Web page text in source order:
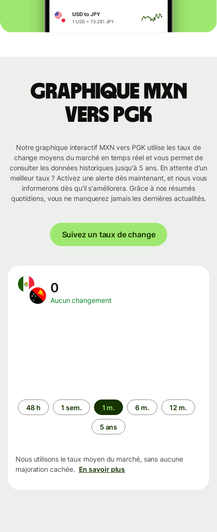
Graphique MXN
vers PGK
Notre graphique interactif MXN vers PGK utilise les taux de
change moyens du marché en temps réel et vous permet de
consulter les données historiques jusqu'à 5 ans. En attente d'un
meilleur taux ? Activez une alerte dès maintenant, et nous vous
informerons dès qu'il s'améliorera. Grâce à nos résumés
quotidiens, vous ne manquerez jamais les dernières actualités.
Suivez un taux de change
0
Aucun changement
Période
48 h 1 sem. 1 m. 6 m. 12 m.
5 ans
Nous utilisons le taux moyen du marché, sans aucune
majoration cachée. En savoir plus